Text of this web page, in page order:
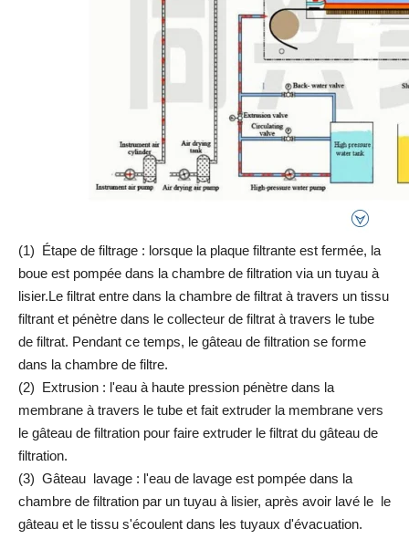
(1) Étape de filtrage : lorsque la plaque filtrante est fermée, la
boue est pompée dans la chambre de filtration via un tuyau à
lisier.Le filtrat entre dans la chambre de filtrat à travers un tissu
filtrant et pénètre dans le collecteur de filtrat à travers le tube
de filtrat. Pendant ce temps, le gâteau de filtration se forme
dans la chambre de filtre.
(2) Extrusion : l'eau à haute pression pénètre dans la
membrane à travers le tube et fait extruder la membrane vers
le gâteau de filtration pour faire extruder le filtrat du gâteau de
filtration.
(3) Gâteau lavage : l'eau de lavage est pompée dans la
chambre de filtration par un tuyau à lisier, après avoir lavé le le
gâteau et le tissu s'écoulent dans les tuyaux d'évacuation.